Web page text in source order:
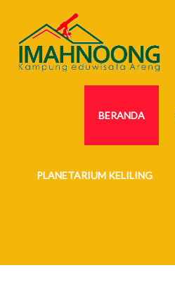
BERANDA
PLANETARIUM KELILING